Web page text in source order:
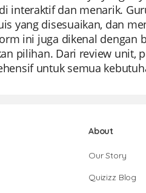
interaktif dan menarik.
yang disesuaikan, dan
ini juga dikenal dengan
pilihan. Dari review unit,
untuk semua
About
Our Story
Quizizz Blog